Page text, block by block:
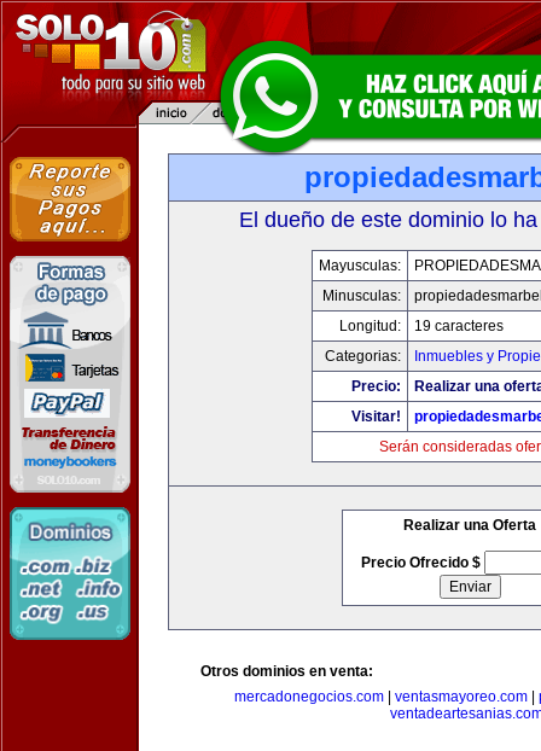
El dueño de este dominio lo
Mayusculas:
Minusculas:
Longitud:
19 caracteres
Categorias:
Inmuebles y
Precio:
Realizar una
Visitar!
Serán consideradas
Realizar una Oferta
Precio Ofrecido $
Otros dominios en venta:
mercadonegocios.com| ventasmayoreo.com|